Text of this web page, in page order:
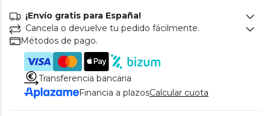
¡Envío gratis para España!
Cancela o devuelve tu pedido fácilmente.
Métodos de pago.
Transferencia bancaria
Financia a plazosCalcular cuota